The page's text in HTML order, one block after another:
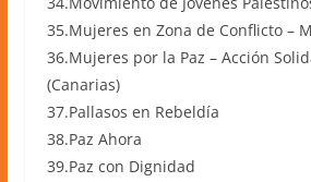
35.Mujeres en Zona de Conflicto –
36.Mujeres por la Paz – Acción
(Canarias)
37.Pallasos en Rebeldía
38.Paz Ahora
39.Paz con Dignidad